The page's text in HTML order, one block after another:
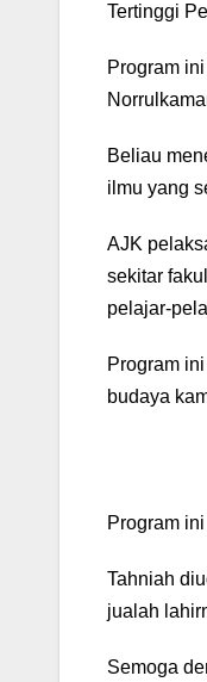
Tertinggi
Program
Beliau
ilmu yang
AJK
sekitar
pelajar-
Program
budaya
Program
Tahniah
jualah
Semoga